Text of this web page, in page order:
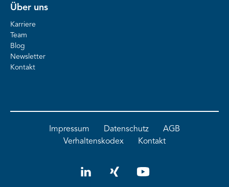
Über uns
Karriere
Team
Blog
Newsletter
Kontakt
Impressum Datenschutz
AGB
Verhaltenskodex
Kontakt